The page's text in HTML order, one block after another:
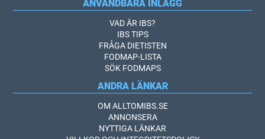
ANVÄNDBARA INLÄGG
VAD ÄR IBS?
IBS TIPS
FRÅGA DIETISTEN
FODMAP-LISTA
SÖK FODMAPS
ANDRA LÄNKAR
OM ALLTOMIBS.SE
ANNONSERA
NYTTIGA LÄNKAR